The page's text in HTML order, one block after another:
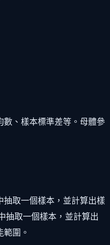
數、樣本標準差等。母體參
抽取一個樣本，並計算出樣
抽取一個樣本，並計算出
圍。